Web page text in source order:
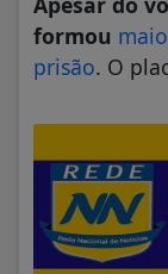
formou
prisão. O